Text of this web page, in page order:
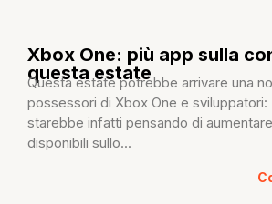
Xbox One: più app sulla
questa estate
Questa estate potrebbe arrivare una
possessori di Xbox One e
starebbe infatti pensando di
disponibili sullo...